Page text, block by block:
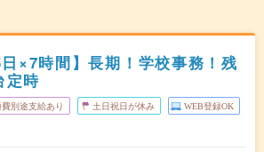
×7時間】長期！学校事務！残
定時
費別途支給あり 土日祝日が休み WEB登録OK